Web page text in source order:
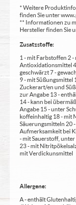
* Weitere
finden Sie unter
** Informationen zu
Hersteller finden Sie
Zusatzstoffe:
1 - mit Farbstoffen 2
Antioxidationsmittel 4
geschwärzt 7 -
9 - mit Süßungsmittel
Zuckerart/en und
zur Angabe 13 -
14 - kann bei
Angabe 15 - unter
koffeinhaltig 18 - mit
Säuerungsmitteln 20
Aufmerksamkeit bei
- mit Sauerstoff,
23 - mit
mit Verdickunsmittel
Allergene:
A - enthält